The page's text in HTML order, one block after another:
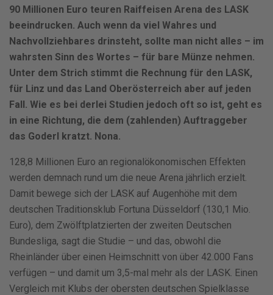
90 Millionen Euro teuren Raiffeisen Arena des LASK
beeindrucken. Auch wenn da viel Wahres und
Nachvollziehbares drinsteht, sollte man nicht alles – im
wahrsten Sinn des Wortes – für bare Münze nehmen.
Unter dem Strich stimmt die Rechnung für den LASK,
für Linz und das Land Oberösterreich aber auf jeden
Fall. Wie es bei derlei Studien jedoch oft so ist, geht es
in eine Richtung, die dem (zahlenden) Auftraggeber
das Goderl kratzt. Nona.
128,8 Millionen Euro an regionalökonomischen Effekten
werden demnach rund um die neue Arena jährlich erzielt.
Damit bewege sich der LASK auf Augenhöhe mit dem
deutschen Traditionsklub Fortuna Düsseldorf (130,1 Mio.
Euro), dem Zwölftplatzierten der zweiten Deutschen
Bundesliga, sagt die Studie – und das, obwohl die
Rheinländer über einen Heimschnitt von über 42.000 Fans
verfügen – und damit um 3,5-mal mehr als der LASK. Einen
Vergleich mit Klubs der obersten deutschen Spielklasse